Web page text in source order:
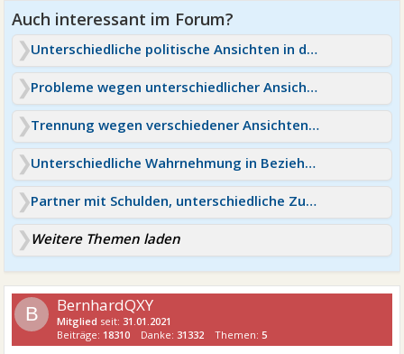
Unterschiedliche politische Ansichten in der Beziehung
Probleme wegen unterschiedlicher Ansichten Moslem & Christ
Trennung wegen verschiedener Ansichten & fehlendem Vertrauen?
Unterschiedliche Wahrnehmung in Beziehung
Partner mit Schulden, unterschiedliche Zukunftsvisionen
Weitere Themen laden
B BernhardQXY
Mitglied seit:31.01.2021
Beiträge: 18310 Danke:31332 Themen:5